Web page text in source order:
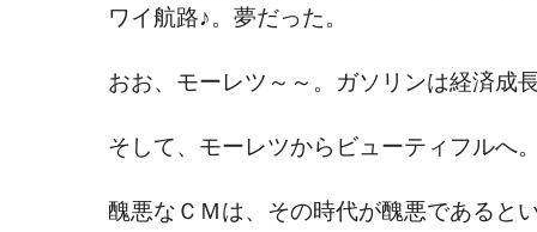
ワイ航路♪。夢だった。
おお、モーレツ～～。ガソリンは経済成
そして、モーレツからビューティフルへ
醜悪なＣＭは、その時代が醜悪であると